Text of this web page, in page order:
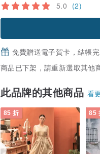
5.0 (2)
免費贈送電子賀卡，結帳
商品已下架，請重新選取其他
此品牌的其他商品 看
85 折 85